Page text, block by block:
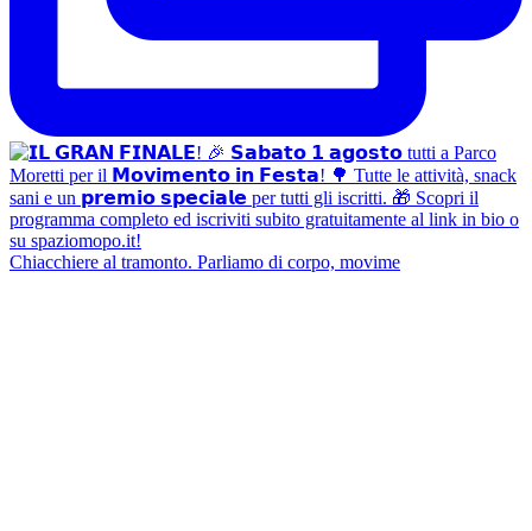
Chiacchiere al tramonto. Parliamo di corpo, movime